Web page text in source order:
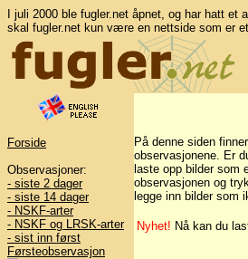
I juli 2000 ble fugler.net åpnet, og har hatt
skal fugler.net kun være en nettside som er
Forside
Observasjoner:
- siste 2 dager
- siste 14 dager
- NSKF-arter
- NSKF og LRSK-arter
- sist inn først
Førsteobservasjon
På denne siden
observasjonene. Er
laste opp bilder som
observasjonen og
legge inn bilder som
Nyhet! Nå kan du